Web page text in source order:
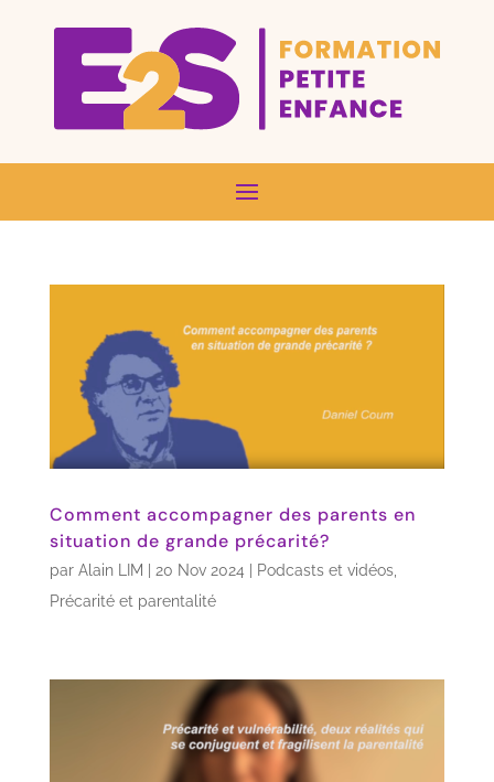
Comment accompagner des parents en
situation de grande précarité?
par Alain LIM 20 Nov 2024 Podcasts et vidéos,
Précarité et parentalité